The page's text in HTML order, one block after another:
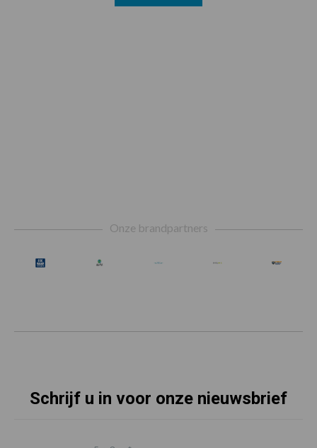
Onze brandpartners
Schrijf u in voor onze nieuwsbrief